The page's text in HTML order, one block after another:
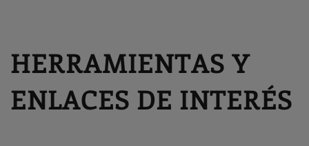
HERRAMIENTAS Y
ENLACES DE INTERÉS